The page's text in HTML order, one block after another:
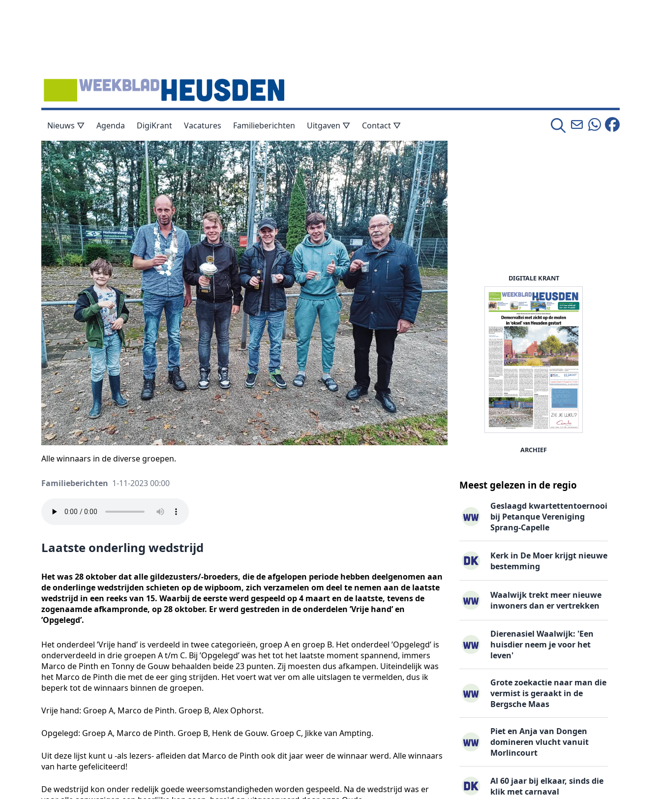
Nieuws ▽ Agenda DigiKrant Vacatures Familieberichten Uitgaven ▽ Contact ▽
Alle winnaars in de diverse groepen.
Familieberichten 1-11-2023 00:00
Laatste onderling wedstrijd
Het was 28 oktober dat alle gildezusters/-broeders, die de afgelopen periode hebben deelgenomen aan
de onderlinge wedstrijden schieten op de wipboom, zich verzamelen om deel te nemen aan de laatste
wedstrijd in een reeks van 15. Waarbij de eerste werd gespeeld op 4 maart en de laatste, tevens de
zogenaamde afkampronde, op 28 oktober. Er werd gestreden in de onderdelen ’Vrije hand’ en
’Opgelegd’.
Het onderdeel ’Vrije hand’ is verdeeld in twee categorieën, groep A en groep B. Het onderdeel ’Opgelegd’ is
onderverdeeld in drie groepen A t/m C. Bij ’Opgelegd’ was het tot het laatste moment spannend, immers
Marco de Pinth en Tonny de Gouw behaalden beide 23 punten. Zij moesten dus afkampen. Uiteindelijk was
het Marco de Pinth die met de eer ging strijden. Het voert wat ver om alle uitslagen te vermelden, dus ik
beperk tot de winnaars binnen de groepen.
Vrije hand: Groep A, Marco de Pinth. Groep B, Alex Ophorst.
Opgelegd: Groep A, Marco de Pinth. Groep B, Henk de Gouw. Groep C, Jikke van Ampting.
Uit deze lijst kunt u -als lezers- afleiden dat Marco de Pinth ook dit jaar weer de winnaar werd. Alle winnaars
van harte gefeliciteerd!
De wedstrijd kon onder redelijk goede weersomstandigheden worden gespeeld. Na de wedstrijd was er
DIGITALE KRANT
ARCHIEF
Meest gelezen in de regio
Geslaagd kwartettentoernooi
bij Petanque Vereniging
Sprang-Capelle
Kerk in De Moer krijgt nieuwe
bestemming
Waalwijk trekt meer nieuwe
inwoners dan er vertrekken
Dierenasiel Waalwijk: 'Een
huisdier neem je voor het
leven'
Grote zoekactie naar man die
vermist is geraakt in de
Bergsche Maas
Piet en Anja van Dongen
domineren vlucht vanuit
Morlincourt
Al 60 jaar bij elkaar, sinds die
klik met carnaval